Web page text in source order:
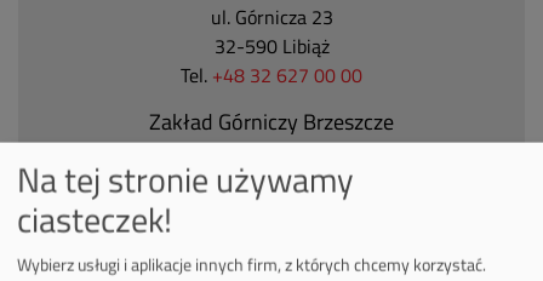
ul. Górnicza 23
32-590 Libiąż
Tel. +48 32 627 00 00
Zakład Górniczy Brzeszcze
32-620 Brzeszcze
Na tej stronie używamy
ciasteczek!
Wybierz usługi i aplikacje innych firm, z których chcemy korzystać.